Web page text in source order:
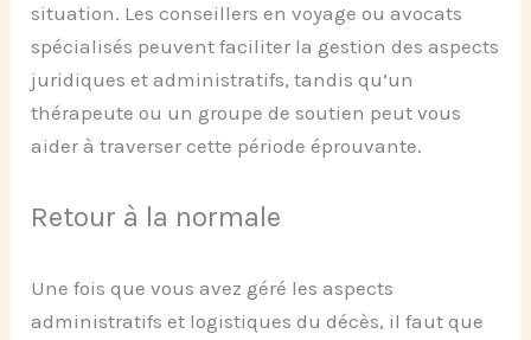
situation. Les conseillers en voyage ou avocats
spécialisés peuvent faciliter la gestion des aspects
juridiques et administratifs, tandis qu’un
thérapeute ou un groupe de soutien peut vous
aider à traverser cette période éprouvante.
Retour à la normale
Une fois que vous avez géré les aspects
administratifs et logistiques du décès, il faut que